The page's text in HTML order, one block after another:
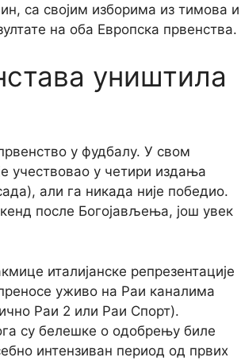
са својим изборима из тимова и
на оба Европска првенства.
уништила
у фудбалу. У свом
учествовао у четири издања
али га никада није победио.
после Богојављења, још увек
италијанске репрезентације
уживо на Раи каналима
Раи 2 или Раи Спорт).
су белешке о одобрењу биле
интензиван период од првих